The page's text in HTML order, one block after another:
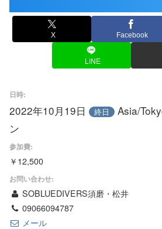
X Facebook
LINE
日時:
2022年10月19日 終日
Asia/
ン
参加費:
￥12,500
お問い合わせ:
SOBLUEDIVERS須磨・松井
09066094787
メール